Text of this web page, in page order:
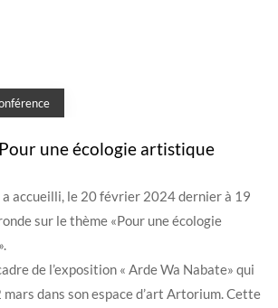
une écologie artistique
a accueilli, le 20 février 2024 dernier à 19
sur le thème «Pour une écologie
de l’exposition « Arde Wa Nabate» qui
mars dans son espace d’art Artorium. Cette